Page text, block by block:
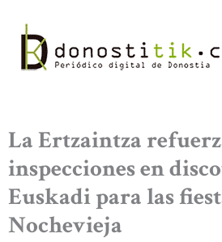
contenido
La Ertzaintza
inspecciones en
Euskadi para las
Nochevieja